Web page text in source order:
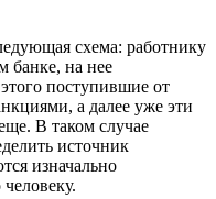
схема: работнику
банке, на нее
поступившие от
а далее уже эти
В таком случае
источник
изначально